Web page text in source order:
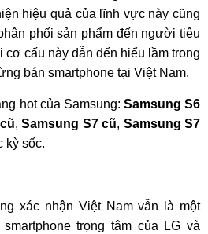
hiệu quả của lĩnh vực này cũng
phối sản phẩm đến người tiêu
cơ cấu này dẫn đến hiểu lầm trong
bán smartphone tại Việt Nam.
hot của Samsung: Samsung S6
,Samsung S7 cũ, Samsung S7
kỳ sốc.
xác nhận Việt Nam vẫn là một
trọng tâm của LG và